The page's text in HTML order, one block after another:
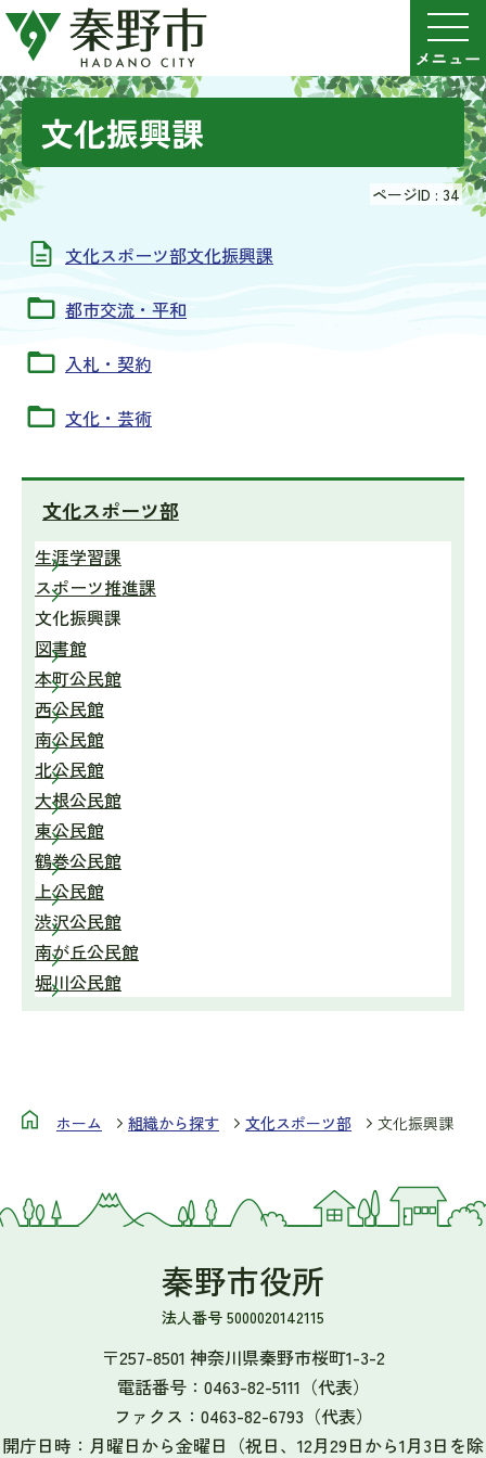
文化振興課
ページID : 34
文化スポーツ部文化振興課
都市交流・平和
入札・契約
文化・芸術
文化スポーツ部
生涯学習課
スポーツ推進課
文化振興課
図書館
本町公民館
西公民館
南公民館
北公民館
大根公民館
東公民館
鶴巻公民館
上公民館
渋沢公民館
南が丘公民館
堀川公民館
ホーム 組織から探す 文化スポーツ部 文化振興課
秦野市役所
法人番号 5000020142115
〒257-8501 神奈川県秦野市桜町1-3-2
電話番号： 0463-82-5111 （代表）
ファクス： 0463-82-6793 （代表）
開庁日時：月曜日から金曜日（祝日、12月29日から1月3日を除